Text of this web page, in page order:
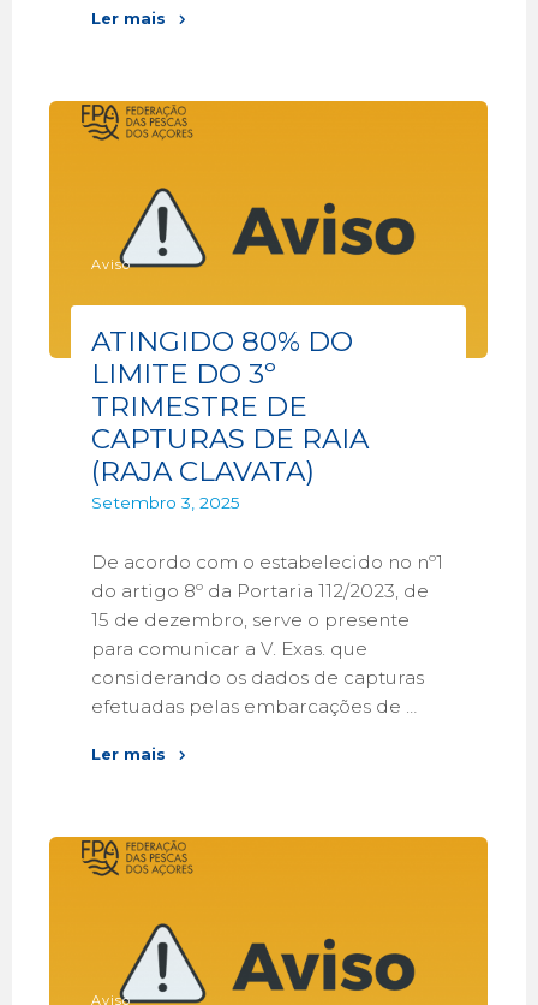
Ler mais
Aviso
ATINGIDO 80% DO
LIMITE DO 3º
TRIMESTRE DE
CAPTURAS DE RAIA
(RAJA CLAVATA)
Setembro 3, 2025
De acordo com o estabelecido no nº1
do artigo 8º da Portaria 112/2023, de
15 de dezembro, serve o presente
para comunicar a V. Exas. que
considerando os dados de capturas
efetuadas pelas embarcações de …
Ler mais
Aviso